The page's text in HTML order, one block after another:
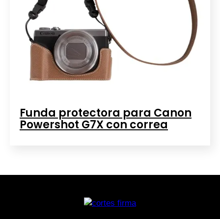
Funda protectora para Canon
Powershot G7X con correa